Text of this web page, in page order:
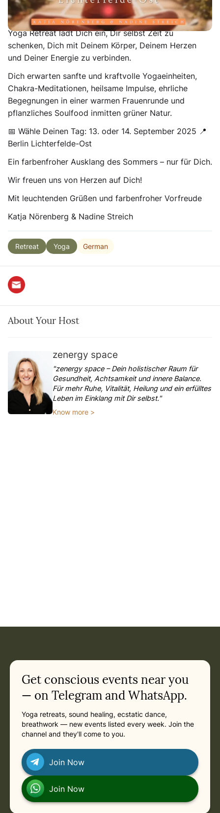
Tauche ein in die Welt der Chakras und entdecke
Deine innere Farbvielfalt! Dieses liebevoll gestaltete
Yoga Retreat lädt Dich ein, Dir selbst Zeit zu
schenken, Dich mit Deinem Körper, Deinem Herzen
und Deiner Energie zu verbinden.
Dich erwarten sanfte und kraftvolle Yogaeinheiten,
Chakra-Meditationen, heilsame Impulse, ehrliche
Begegnungen in einer warmen Frauenrunde und
pflanzliches Soulfood inmitten grüner Natur.
📅 Wähle Deinen Tag: 13. oder 14. September 2025 📍
Berlin Lichterfelde-Ost
Ein farbenfroher Ausklang des Sommers – nur für Dich.
Wir freuen uns von Herzen auf Dich!
Mit leuchtenden Grüßen und farbenfroher Vorfreude
Katja Nörenberg & Nadine Streich
Retreat Yoga German
About Your Host
zenergy space
"zenergy space – Dein holistischer Raum für
Gesundheit, Achtsamkeit und innere Balance.
Für mehr Ruhe, Vitalität, Heilung und ein erfülltes
Leben im Einklang mit Dir selbst."
Know more >
Get conscious events near you
— on Telegram and WhatsApp.
Yoga retreats, sound healing, ecstatic dance,
breathwork — new events listed every week. Join the
channel and they'll come to you.
Join Now
Join Now